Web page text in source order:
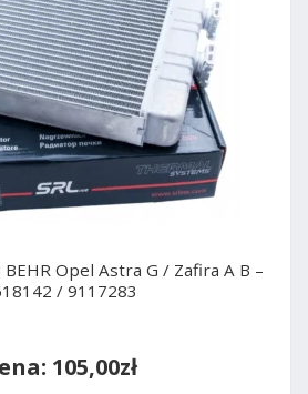
Opel Astra G / Zafira A B –
/ 9117283
105,00zł